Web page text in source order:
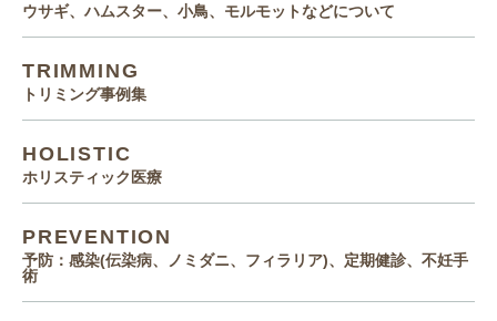
ウサギ、ハムスター、小鳥、モルモットなどについて
TRIMMING
トリミング事例集
HOLISTIC
ホリスティック医療
PREVENTION
予防：感染(伝染病、ノミダニ、フィラリア)、定期健診、不妊手
術